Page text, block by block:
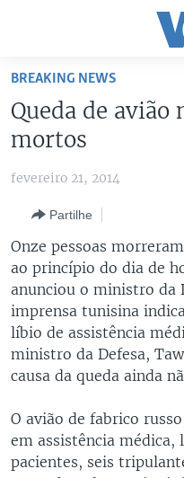
Acesso
para
artigo
principal
para
Pesquisa
ANGOLA
GUINÉ-BISSAU
ÁFRICA E MUNDO
BRASIL
DOSSIERS ESPECIAIS
DESPORTO
AFRICA AGORA
VÍDEOS
VOA60 ÁFRICA
VOA 60 CLIMA
VOA60 MUNDO
PASSADEIRA VERMELHA
ÁUDIO
ENTRETENIMENTO
BREAKING NEWS
Queda de avião
mortos
fevereiro 21, 2014
Partilhe
Onze pessoas
ao princípio do dia de
anunciou o ministro da
imprensa tunisina
líbio de assistência
ministro da Defesa,
causa da queda ainda
O avião de fabrico
em assistência médica,
pacientes, seis